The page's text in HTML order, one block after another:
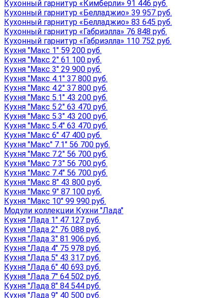
Кухонный гарнитур «Кимберли» 91 446 руб.
Кухонный гарнитур «Белладжио» 39 957 руб.
Кухонный гарнитур «Белладжио» 83 645 руб.
Кухонный гарнитур «Габриэлла» 76 848 руб.
Кухонный гарнитур «Габриэлла» 110 752 руб.
Кухня "Макс 1" 59 200 руб.
Кухня "Макс 2" 61 100 руб.
Кухня "Макс 3" 29 900 руб.
Кухня "Макс 4.1" 37 800 руб.
Кухня "Макс 4.2" 37 800 руб.
Кухня "Макс 5.1" 43 200 руб.
Кухня "Макс 5.2" 63 470 руб.
Кухня "Макс 5.3" 43 200 руб.
Кухня "Макс 5.4" 63 470 руб.
Кухня "Макс 6" 47 400 руб.
Кухня "Макс" 7.1" 56 700 руб.
Кухня "Макс 7.2" 56 700 руб.
Кухня "Макс 7.3" 56 700 руб.
Кухня "Макс 7.4" 56 700 руб.
Кухня "Макс 8" 43 800 руб.
Кухня "Макс 9" 87 100 руб.
Кухня "Макс 10" 99 990 руб.
Модули коллекции Кухни "Лада"
Кухня "Лада 1" 47 127 руб.
Кухня "Лада 2" 76 088 руб.
Кухня "Лада 3" 81 906 руб.
Кухня "Лада 4" 75 978 руб.
Кухня "Лада 5" 43 317 руб.
Кухня "Лада 6" 40 693 руб.
Кухня "Лада 7" 64 502 руб.
Кухня "Лада 8" 84 544 руб.
Кухня "Лада 9" 40 500 руб.